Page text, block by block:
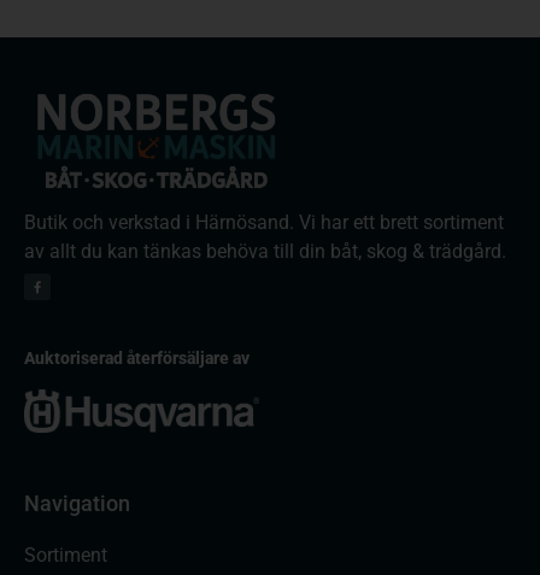
Butik och verkstad i Härnösand. Vi har ett brett sortiment
av allt du kan tänkas behöva till din båt, skog & trädgård.
Auktoriserad återförsäljare av
Navigation
Sortiment